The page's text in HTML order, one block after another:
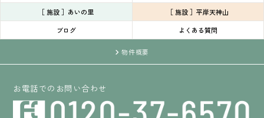
［ 施設 ］あいの里
［ 施設 ］平岸天神山
ブログ
よくある質問
物件概要
お電話でのお問い合わせ